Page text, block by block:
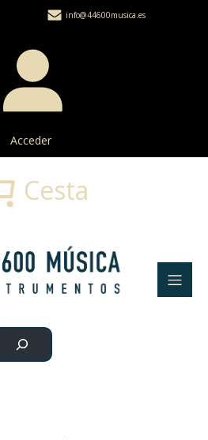
info@44600musica.es
Acceder
Buscar
Cesta